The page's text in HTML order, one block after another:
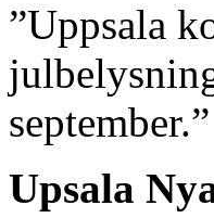
”Uppsala
september.”
Upsala